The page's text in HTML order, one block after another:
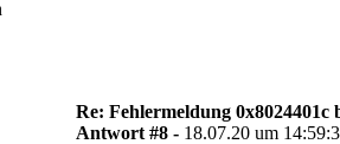
Re: Fehlermeldung 0x8024401c
Antwort #8 - 18.07.20 um